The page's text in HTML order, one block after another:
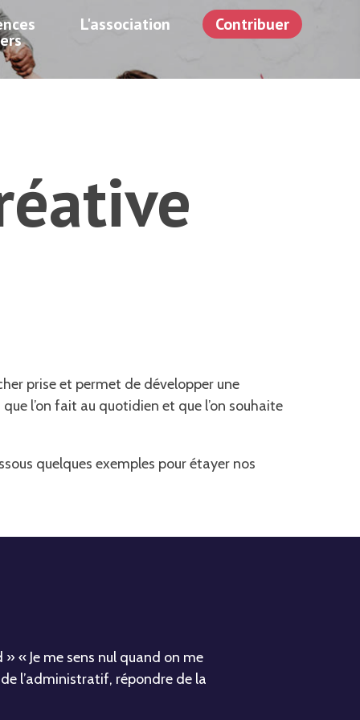
L'association Contribuer
prise et permet de développer une
l’on fait au quotidien et que l’on souhaite
quelques exemples pour étayer nos
» « Je me sens nul quand on me
l’administratif, répondre de la